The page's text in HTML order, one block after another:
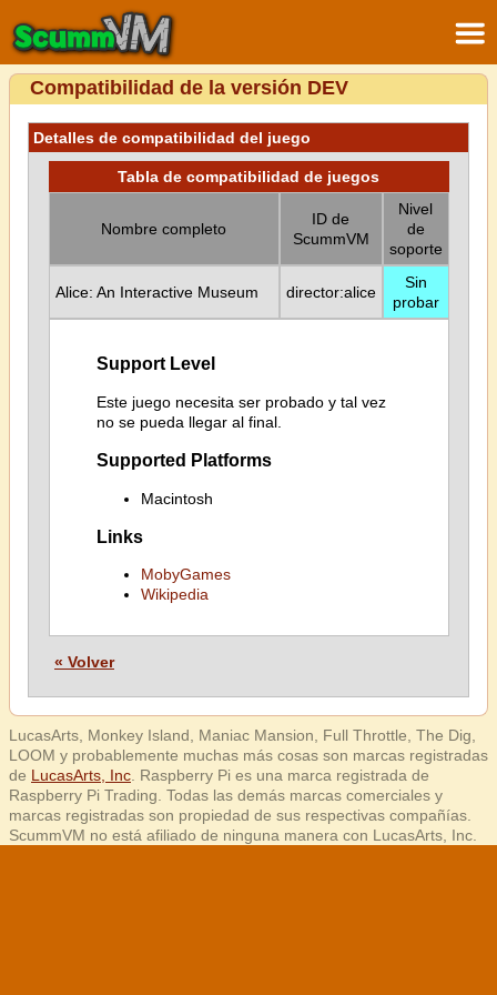
Compatibilidad de la versión DEV
Detalles de compatibilidad del juego
Tabla de compatibilidad de juegos
Nombre completo
ID de
ScummVM
Nivel
de
soporte
Alice: An Interactive Museum director:alice
Sin
probar
Support Level
Este juego necesita ser probado y tal vez
no se pueda llegar al final.
Supported Platforms
Macintosh
Links
MobyGames
Wikipedia
« Volver
LucasArts, Monkey Island, Maniac Mansion, Full Throttle, The Dig,
LOOM y probablemente muchas más cosas son marcas registradas
de LucasArts, Inc . Raspberry Pi es una marca registrada de
Raspberry Pi Trading. Todas las demás marcas comerciales y
marcas registradas son propiedad de sus respectivas compañías.
ScummVM no está afiliado de ninguna manera con LucasArts, Inc.